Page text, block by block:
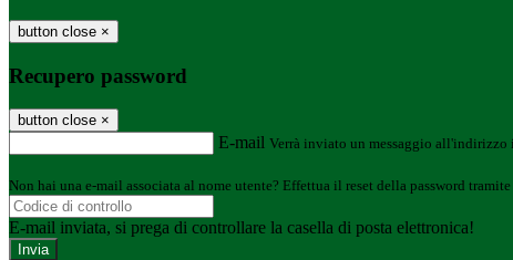
button close ×
Recupero password
button close ×
E-mail Verrà inviato un messaggio
Non hai una e-mail associata al nome utente? Effettua il reset della password tramite
E-mail inviata, si prega di controllare la casella di posta elettronica!